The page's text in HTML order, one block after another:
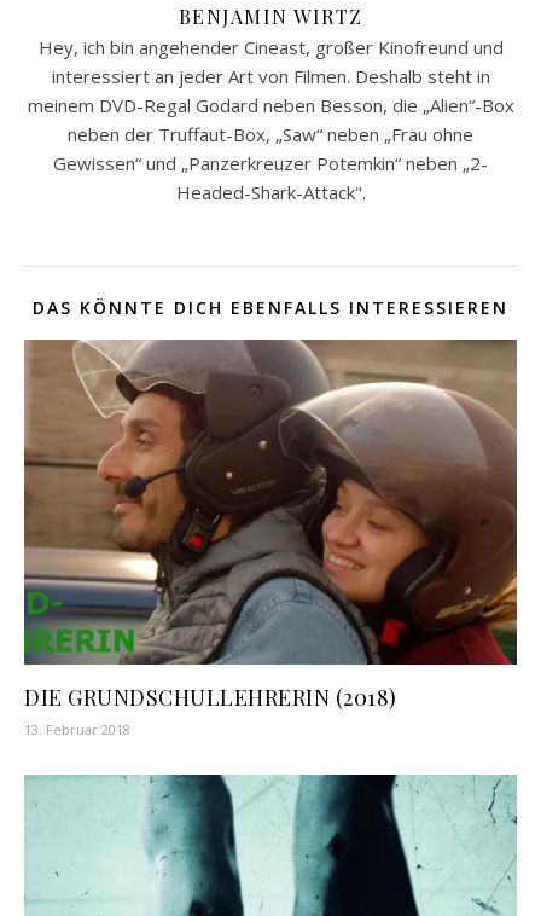
BENJAMIN WIRTZ
Hey, ich bin angehender Cineast, großer Kinofreund und
interessiert an jeder Art von Filmen. Deshalb steht in
meinem DVD-Regal Godard neben Besson, die „Alien“-Box
neben der Truffaut-Box, „Saw“ neben „Frau ohne
Gewissen“ und „Panzerkreuzer Potemkin“ neben „2-
Headed-Shark-Attack".
DAS KÖNNTE DICH EBENFALLS INTERESSIEREN
DIE GRUNDSCHULLEHRERIN (2018)
13. Februar 2018